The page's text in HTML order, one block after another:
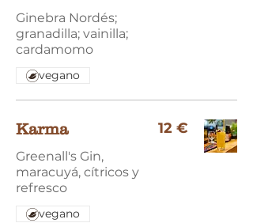
Ginebra Nordés;
granadilla; vainilla;
cardamomo
vegano
Karma
Greenall's Gin,
maracuyá, cítricos y
refresco
12 €
vegano